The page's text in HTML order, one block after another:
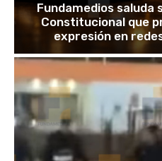
Fundamedios saluda
Constitucional que
expresión en